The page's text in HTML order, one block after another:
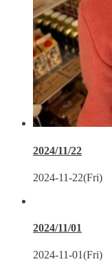
2024/11/22
2024-11-22(Fri)
2024/11/01
2024-11-01(Fri)